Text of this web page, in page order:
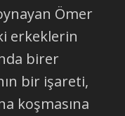
Ömer
erkeklerin
birer
bir işareti,
koşmasına